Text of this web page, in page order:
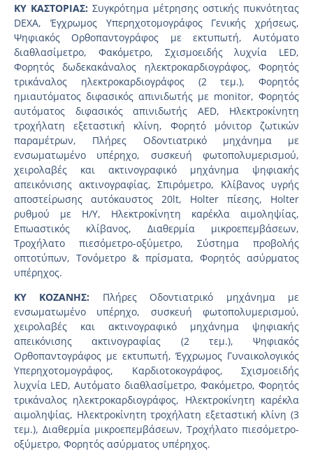
ΚΥ ΚΑΣΤΟΡΙΑΣ: Συγκρότημα μέτρησης οστικής πυκνότητας
DEXA, Έγχρωμος Υπερηχοτομογράφος Γενικής χρήσεως,
Ψηφιακός Ορθοπαντογράφος με εκτυπωτή, Αυτόματο
διαθλασίμετρο, Φακόμετρο, Σχισμοειδής λυχνία LED,
Φορητός δωδεκακάναλος ηλεκτροκαρδιογράφος, Φορητός
τρικάναλος ηλεκτροκαρδιογράφος (2 τεμ.), Φορητός
ημιαυτόματος διφασικός απινιδωτής με monitor, Φορητός
αυτόματος διφασικός απινιδωτής AED, Ηλεκτροκίνητη
τροχήλατη εξεταστική κλίνη, Φορητό μόνιτορ ζωτικών
παραμέτρων, Πλήρες Οδοντιατρικό μηχάνημα με
ενσωματωμένο υπέρηχο, συσκευή φωτοπολυμερισμού,
χειρολαβές και ακτινογραφικό μηχάνημα ψηφιακής
απεικόνισης ακτινογραφίας, Σπιρόμετρο, Κλίβανος υγρής
αποστείρωσης αυτόκαυστος 20lt, Holter πίεσης, Holter
ρυθμού με Η/Υ, Ηλεκτροκίνητη καρέκλα αιμοληψίας,
Επωαστικός κλίβανος, Διαθερμία μικροεπεμβάσεων,
Τροχήλατο πιεσόμετρο-οξύμετρο, Σύστημα προβολής
οπτοτύπων, Τονόμετρο & πρίσματα, Φορητός ασύρματος
υπέρηχος.
ΚΥ ΚΟΖΑΝΗΣ: Πλήρες Οδοντιατρικό μηχάνημα με
ενσωματωμένο υπέρηχο, συσκευή φωτοπολυμερισμού,
χειρολαβές και ακτινογραφικό μηχάνημα ψηφιακής
απεικόνισης ακτινογραφίας (2 τεμ.), Ψηφιακός
Ορθοπαντογράφος με εκτυπωτή, Έγχρωμος Γυναικολογικός
Υπερηχοτομογράφος, Καρδιοτοκογράφος, Σχισμοειδής
λυχνία LED, Αυτόματο διαθλασίμετρο, Φακόμετρο, Φορητός
τρικάναλος ηλεκτροκαρδιογράφος, Ηλεκτροκίνητη καρέκλα
αιμοληψίας, Ηλεκτροκίνητη τροχήλατη εξεταστική κλίνη (3
τεμ.), Διαθερμία μικροεπεμβάσεων, Τροχήλατο πιεσόμετρο-
οξύμετρο, Φορητός ασύρματος υπέρηχος.